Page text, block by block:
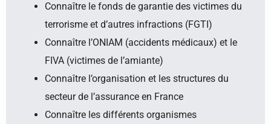
Connaître le fonds de garantie des victimes du
terrorisme et d’autres infractions (FGTI)
Connaître l’ONIAM (accidents médicaux) et le
FIVA (victimes de l’amiante)
Connaître l’organisation et les structures du
secteur de l’assurance en France
Connaître les différents organismes